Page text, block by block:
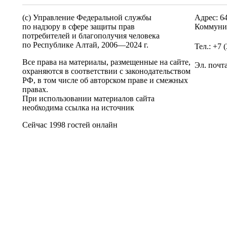
(c) Управление Федеральной службы
по надзору в сфере защиты прав
потребителей и благополучия человека
по Республике Алтай, 2006—2024 г.
Все права на материалы, размещенные на сайте,
охраняются в соответствии с законодательством
РФ, в том числе об авторском праве и смежных
правах.
При использовании материалов сайта
необходима ссылка на источник
Сейчас 1998 гостей онлайн
Адрес:
Тел.: +7
Эл.